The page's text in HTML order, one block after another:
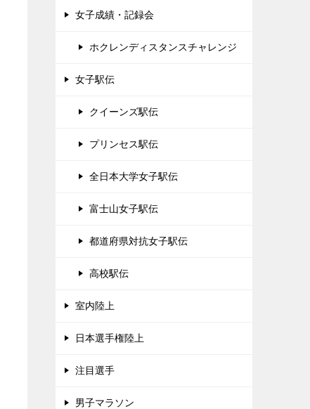
女子成績・記録会
ホクレンディスタンスチャレンジ
女子駅伝
クイーンズ駅伝
プリンセス駅伝
全日本大学女子駅伝
富士山女子駅伝
都道府県対抗女子駅伝
高校駅伝
室内陸上
日本選手権陸上
注目選手
男子マラソン